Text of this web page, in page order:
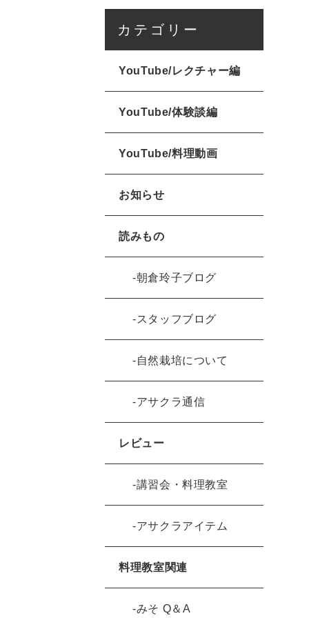
カテゴリー
YouTube/レクチャー編
YouTube/体験談編
YouTube/料理動画
お知らせ
読みもの
朝倉玲子ブログ
スタッフブログ
自然栽培について
アサクラ通信
レビュー
講習会・料理教室
アサクラアイテム
料理教室関連
みそ Q＆A